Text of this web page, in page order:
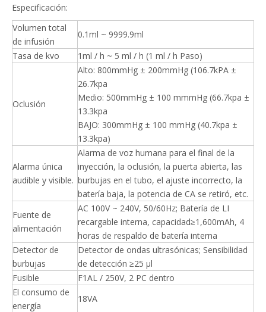
Especificación:
Volumen total
de infusión
0.1ml ~ 9999.9ml
Tasa de kvo
1ml / h ~ 5 ml / h (1 ml / h Paso)
Oclusión
Alto: 800mmHg ± 200mmHg (106.7kPA ±
26.7kpa
Medio: 500mmHg ± 100 mmmHg (66.7kpa ±
13.3kpa
BAJO: 300mmHg ± 100 mmHg (40.7kpa ±
13.3kpa)
Alarma única
audible y visible.
Alarma de voz humana para el final de la
inyección, la oclusión, la puerta abierta, las
burbujas en el tubo, el ajuste incorrecto, la
batería baja, la potencia de CA se retiró, etc.
Fuente de
alimentación
AC 100V ~ 240V, 50/60Hz; Batería de LI
recargable interna, capacidad≥1,600mAh, 4
horas de respaldo de batería interna
Detector de
burbujas
Detector de ondas ultrasónicas; Sensibilidad
de detección ≥25 μl
Fusible
F1AL / 250V, 2 PC dentro
El consumo de
energía
18VA